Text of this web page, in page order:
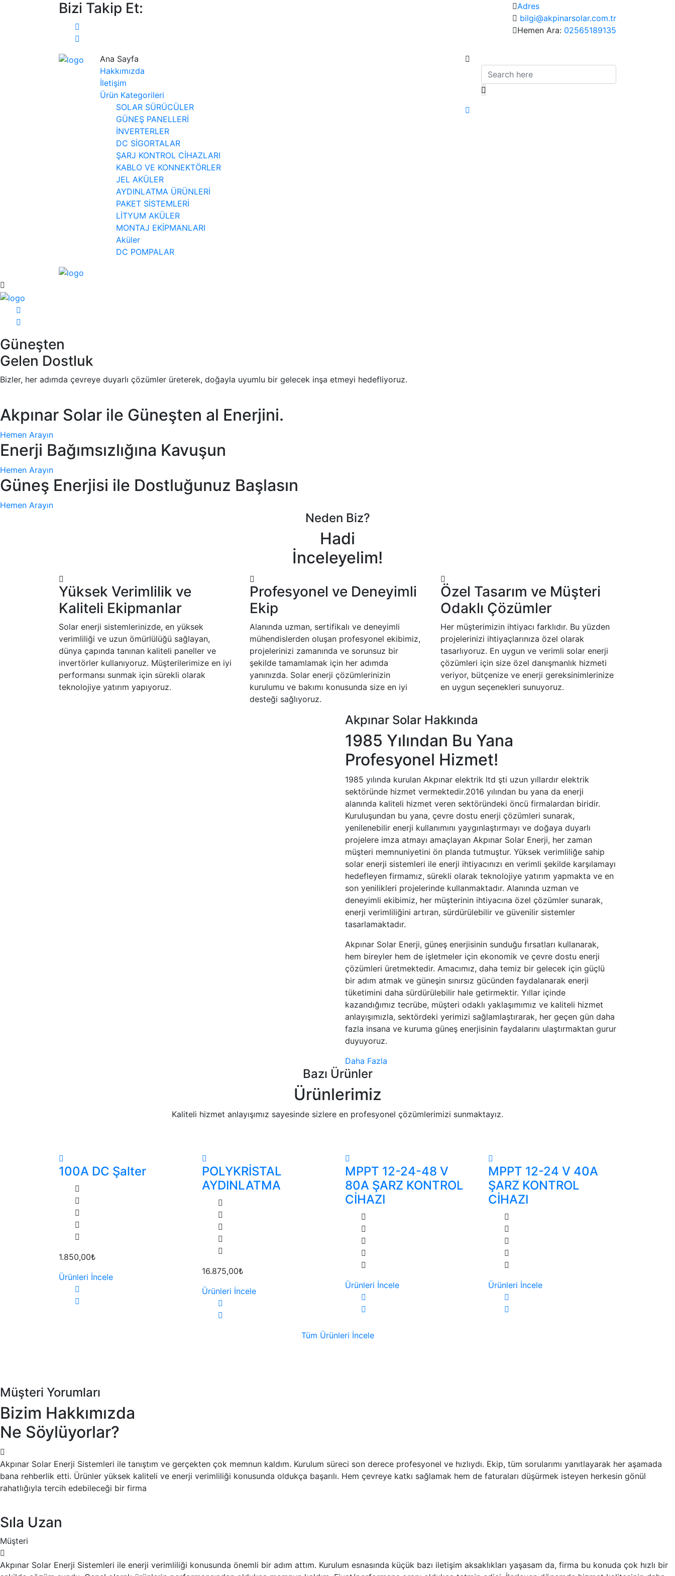
Bizi Takip Et:
Adres
bilgi@akpinarsolar.com.tr
Hemen Ara: 02565189135
Ana Sayfa
Hakkımızda
İletişim
Ürün Kategorileri
SOLAR SÜRÜCÜLER
GÜNEŞ PANELLERİ
İNVERTERLER
DC SİGORTALAR
ŞARJ KONTROL CİHAZLARI
KABLO VE KONNEKTÖRLER
JEL AKÜLER
AYDINLATMA ÜRÜNLERİ
PAKET SİSTEMLERİ
LİTYUM AKÜLER
MONTAJ EKİPMANLARI
Aküler
DC POMPALAR
Güneşten
Gelen Dostluk
Bizler, her adımda çevreye duyarlı çözümler üreterek, doğayla uyumlu bir gelecek inşa etmeyi hedefliyoruz.
Akpınar Solar ile Güneşten al Enerjini.
Hemen Arayın
Enerji Bağımsızlığına Kavuşun
Hemen Arayın
Güneş Enerjisi ile Dostluğunuz Başlasın
Hemen Arayın
Neden Biz?
Hadi
İnceleyelim!
Yüksek Verimlilik ve
Kaliteli Ekipmanlar
Solar enerji sistemlerinizde, en yüksek
verimliliği ve uzun ömürlülüğü sağlayan,
dünya çapında tanınan kaliteli paneller ve
invertörler kullanıyoruz. Müşterilerimize en iyi
performansı sunmak için sürekli olarak
teknolojiye yatırım yapıyoruz.
Profesyonel ve Deneyimli
Ekip
Alanında uzman, sertifikalı ve deneyimli
mühendislerden oluşan profesyonel ekibimiz,
projelerinizi zamanında ve sorunsuz bir
şekilde tamamlamak için her adımda
yanınızda. Solar enerji çözümlerinizin
kurulumu ve bakımı konusunda size en iyi
desteği sağlıyoruz.
Özel Tasarım ve Müşteri
Odaklı Çözümler
Her müşterimizin ihtiyacı farklıdır. Bu yüzden
projelerinizi ihtiyaçlarınıza özel olarak
tasarlıyoruz. En uygun ve verimli solar enerji
çözümleri için size özel danışmanlık hizmeti
veriyor, bütçenize ve enerji gereksinimlerinize
en uygun seçenekleri sunuyoruz.
Akpınar Solar Hakkında
1985 Yılından Bu Yana
Profesyonel Hizmet!
1985 yılında kurulan Akpınar elektrik ltd şti uzun yıllardır elektrik
sektöründe hizmet vermektedir.2016 yılından bu yana da enerji
alanında kaliteli hizmet veren sektöründeki öncü firmalardan biridir.
Kuruluşundan bu yana, çevre dostu enerji çözümleri sunarak,
yenilenebilir enerji kullanımını yaygınlaştırmayı ve doğaya duyarlı
projelere imza atmayı amaçlayan Akpınar Solar Enerji, her zaman
müşteri memnuniyetini ön planda tutmuştur. Yüksek verimliliğe sahip
solar enerji sistemleri ile enerji ihtiyacınızı en verimli şekilde karşılamayı
hedefleyen firmamız, sürekli olarak teknolojiye yatırım yapmakta ve en
son yenilikleri projelerinde kullanmaktadır. Alanında uzman ve
deneyimli ekibimiz, her müşterinin ihtiyacına özel çözümler sunarak,
enerji verimliliğini artıran, sürdürülebilir ve güvenilir sistemler
tasarlamaktadır.
Akpınar Solar Enerji, güneş enerjisinin sunduğu fırsatları kullanarak,
hem bireyler hem de işletmeler için ekonomik ve çevre dostu enerji
çözümleri üretmektedir. Amacımız, daha temiz bir gelecek için güçlü
bir adım atmak ve güneşin sınırsız gücünden faydalanarak enerji
tüketimini daha sürdürülebilir hale getirmektir. Yıllar içinde
kazandığımız tecrübe, müşteri odaklı yaklaşımımız ve kaliteli hizmet
anlayışımızla, sektördeki yerimizi sağlamlaştırarak, her geçen gün daha
fazla insana ve kuruma güneş enerjisinin faydalarını ulaştırmaktan gurur
duyuyoruz.
Daha Fazla
Bazı Ürünler
Ürünlerimiz
Kaliteli hizmet anlayışımız sayesinde sizlere en profesyonel çözümlerimizi sunmaktayız.
100A DC Şalter
1.850,00₺
Ürünleri İncele
POLYKRİSTAL
AYDINLATMA
16.875,00₺
Ürünleri İncele
MPPT 12-24-48 V
80A ŞARZ KONTROL
CİHAZI
Ürünleri İncele
MPPT 12-24 V 40A
ŞARZ KONTROL
CİHAZI
Ürünleri İncele
Tüm Ürünleri İncele
Müşteri Yorumları
Bizim Hakkımızda
Ne Söylüyorlar?
Akpınar Solar Enerji Sistemleri ile tanıştım ve gerçekten çok memnun kaldım. Kurulum süreci son derece profesyonel ve hızlıydı. Ekip, tüm sorularımı yanıtlayarak her aşamada
bana rehberlik etti. Ürünler yüksek kaliteli ve enerji verimliliği konusunda oldukça başarılı. Hem çevreye katkı sağlamak hem de faturaları düşürmek isteyen herkesin gönül
rahatlığıyla tercih edebileceği bir firma
Sıla Uzan
Müşteri
Akpınar Solar Enerji Sistemleri ile enerji verimliliği konusunda önemli bir adım attım. Kurulum esnasında küçük bazı iletişim aksaklıkları yaşasam da, firma bu konuda çok hızlı bir